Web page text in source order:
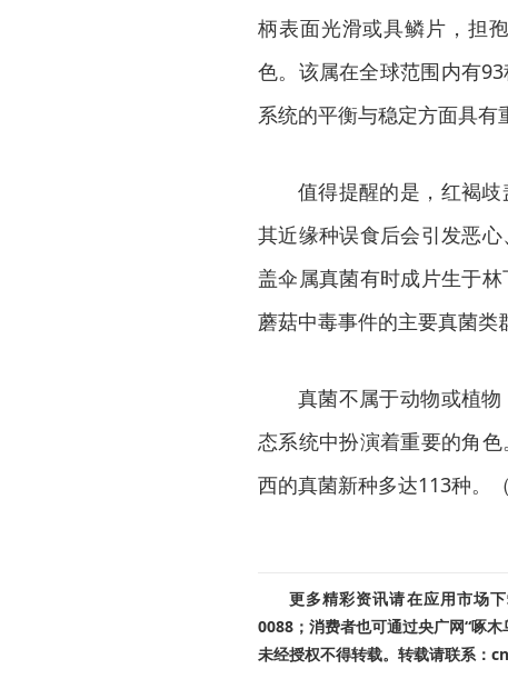
柄表面光滑或具鳞片，担
色。该属在全球范围内有
系统的平衡与稳定方面具有
值得提醒的是，红褐
其近缘种误食后会引发恶
盖伞属真菌有时成片生于
蘑菇中毒事件的主要真菌类
真菌不属于动物或植
态系统中扮演着重要的角
西的真菌新种多达113种。
更多精彩资讯请在应用市场
0088；消费者也可通过央广网“啄
未经授权不得转载。转载请联系：